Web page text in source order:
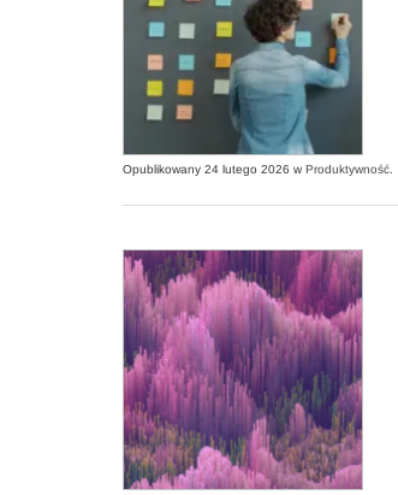
Opublikowany 24 lutego 2026 w Produktywność